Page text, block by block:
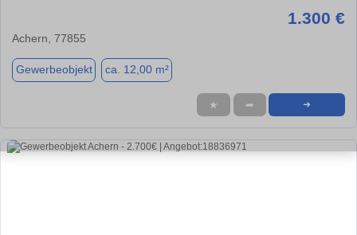
1.300 €
Achern, 77855
Gewerbeobjekt ca. 12,00 m²
★ ➦ ➜